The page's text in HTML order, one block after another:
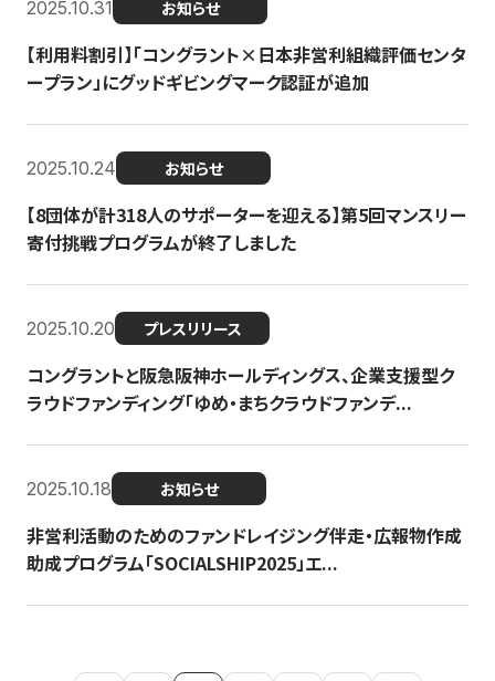
2025.10.31 お知らせ
【利用料割引】「コングラント×日本非営利組織評価センタ
ープラン」にグッドギビングマーク認証が追加
2025.10.24 お知らせ
【8団体が計318人のサポーターを迎える】​​第5回マンスリー
寄付挑戦プログラムが終了しました
2025.10.20 プレスリリース
コングラントと阪急阪神ホールディングス、企業支援型ク
ラウドファンディング「ゆめ・まちクラウドファンデ...
2025.10.18 お知らせ
非営利活動のためのファンドレイジング伴走・広報物作成
助成プログラム「SOCIALSHIP2025」エ...